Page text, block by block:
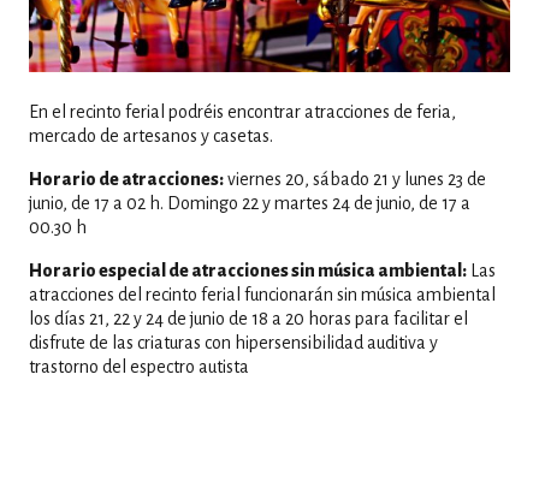
En el recinto ferial podréis encontrar atracciones de feria,
mercado de artesanos y casetas.
Horario de atracciones:viernes 20, sábado 21 y lunes 23 de
junio, de 17 a 02 h. Domingo 22 y martes 24 de junio, de 17 a
00.30 h
Horario especial de atracciones sin música ambiental: Las
atracciones del recinto ferial funcionarán sin música ambiental
los días 21, 22 y 24 de junio de 18 a 20 horas para facilitar el
disfrute de las criaturas con hipersensibilidad auditiva y
trastorno del espectro autista